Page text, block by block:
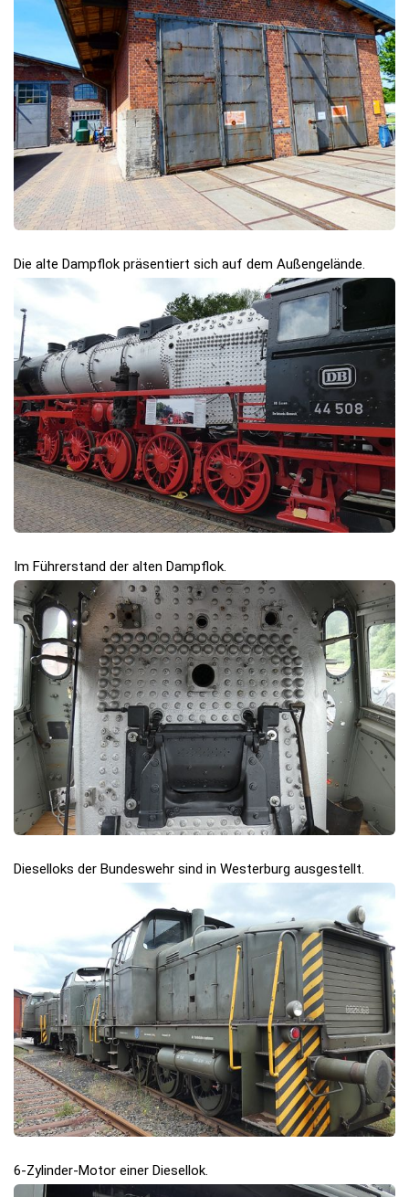
Die alte Dampflok präsentiert sich auf dem Außengelände.
Im Führerstand der alten Dampflok.
Dieselloks der Bundeswehr sind in Westerburg ausgestellt.
6-Zylinder-Motor einer Diesellok.